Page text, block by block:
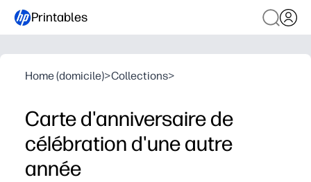
Printables
Home (domicile)>Collections>
Carte d'anniversaire de
célébration d'une autre
année